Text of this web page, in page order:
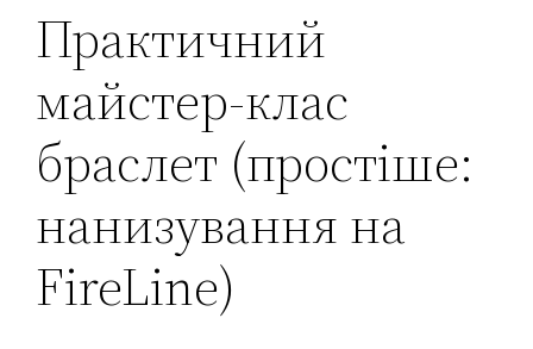
Практичний
майстер-клас
браслет (простіше:
нанизування на
FireLine)